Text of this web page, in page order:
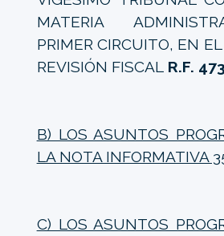
MATERIA
PRIMER CIRCUITO, EN
REVISIÓN FISCALR.F.
B) LOS ASUNTOS
LA NOTA INFORMATIVA
C) LOS ASUNTOS